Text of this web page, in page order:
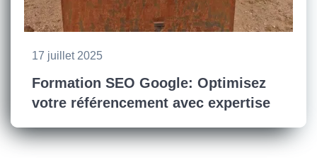
17 juillet 2025
Formation SEO Google: Optimisez
votre référencement avec expertise